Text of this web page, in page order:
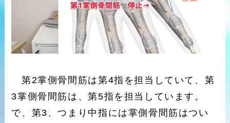
第2掌側骨間筋は第4指を担当していて、第
3掌側骨間筋は、第5指を担当しています。
で、第3、つまり中指には掌側骨間筋はつい